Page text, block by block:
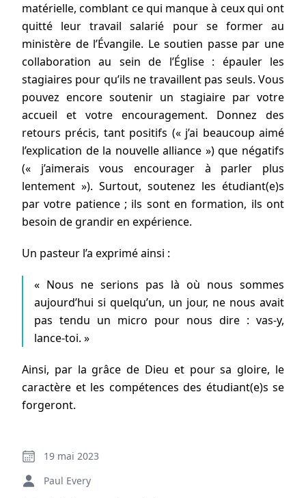
matérielle, comblant ce qui manque à ceux qui ont
quitté leur travail salarié pour se former au
ministère de l’Évangile. Le soutien passe par une
collaboration au sein de l’Église : épauler les
stagiaires pour qu’ils ne travaillent pas seuls. Vous
pouvez encore soutenir un stagiaire par votre
accueil et votre encouragement. Donnez des
retours précis, tant positifs (« j’ai beaucoup aimé
l’explication de la nouvelle alliance ») que négatifs
(« j’aimerais vous encourager à parler plus
lentement »). Surtout, soutenez les étudiant(e)s
par votre patience ; ils sont en formation, ils ont
besoin de grandir en expérience.
Un pasteur l’a exprimé ainsi :
« Nous ne serions pas là où nous sommes
aujourd’hui si quelqu’un, un jour, ne nous avait
pas tendu un micro pour nous dire : vas-y,
lance-toi. »
Ainsi, par la grâce de Dieu et pour sa gloire, le
caractère et les compétences des étudiant(e)s se
forgeront.
19 mai 2023
Paul Every